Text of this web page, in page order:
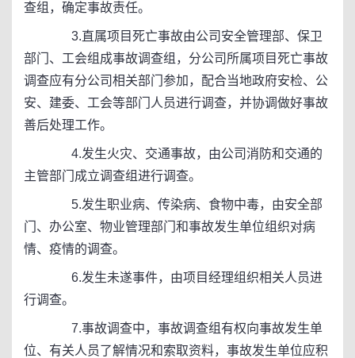
查组，确定事故责任。
3.直属项目死亡事故由公司安全管理部、保卫
部门、工会组成事故调查组，分公司所属项目死亡事故
调查应有分公司相关部门参加，配合当地政府安检、公
安、建委、工会等部门人员进行调查，并协调做好事故
善后处理工作。
4.发生火灾、交通事故，由公司消防和交通的
主管部门成立调查组进行调查。
5.发生职业病、传染病、食物中毒，由安全部
门、办公室、物业管理部门和事故发生单位组织对病
情、疫情的调查。
6.发生未遂事件，由项目经理组织相关人员进
行调查。
7.事故调查中，事故调查组有权向事故发生单
位、有关人员了解情况和索取资料，事故发生单位应积